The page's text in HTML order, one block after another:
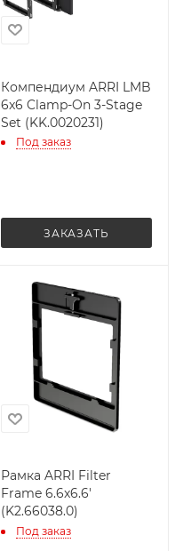
Компендиум ARRI LMB
6x6 Clamp-On 3-Stage
Set (KK.0020231)
Под заказ
ЗАКАЗАТЬ
Рамка ARRI Filter
Frame 6.6x6.6'
(K2.66038.0)
Под заказ